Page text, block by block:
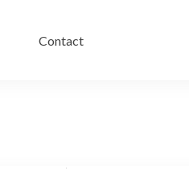
Contact